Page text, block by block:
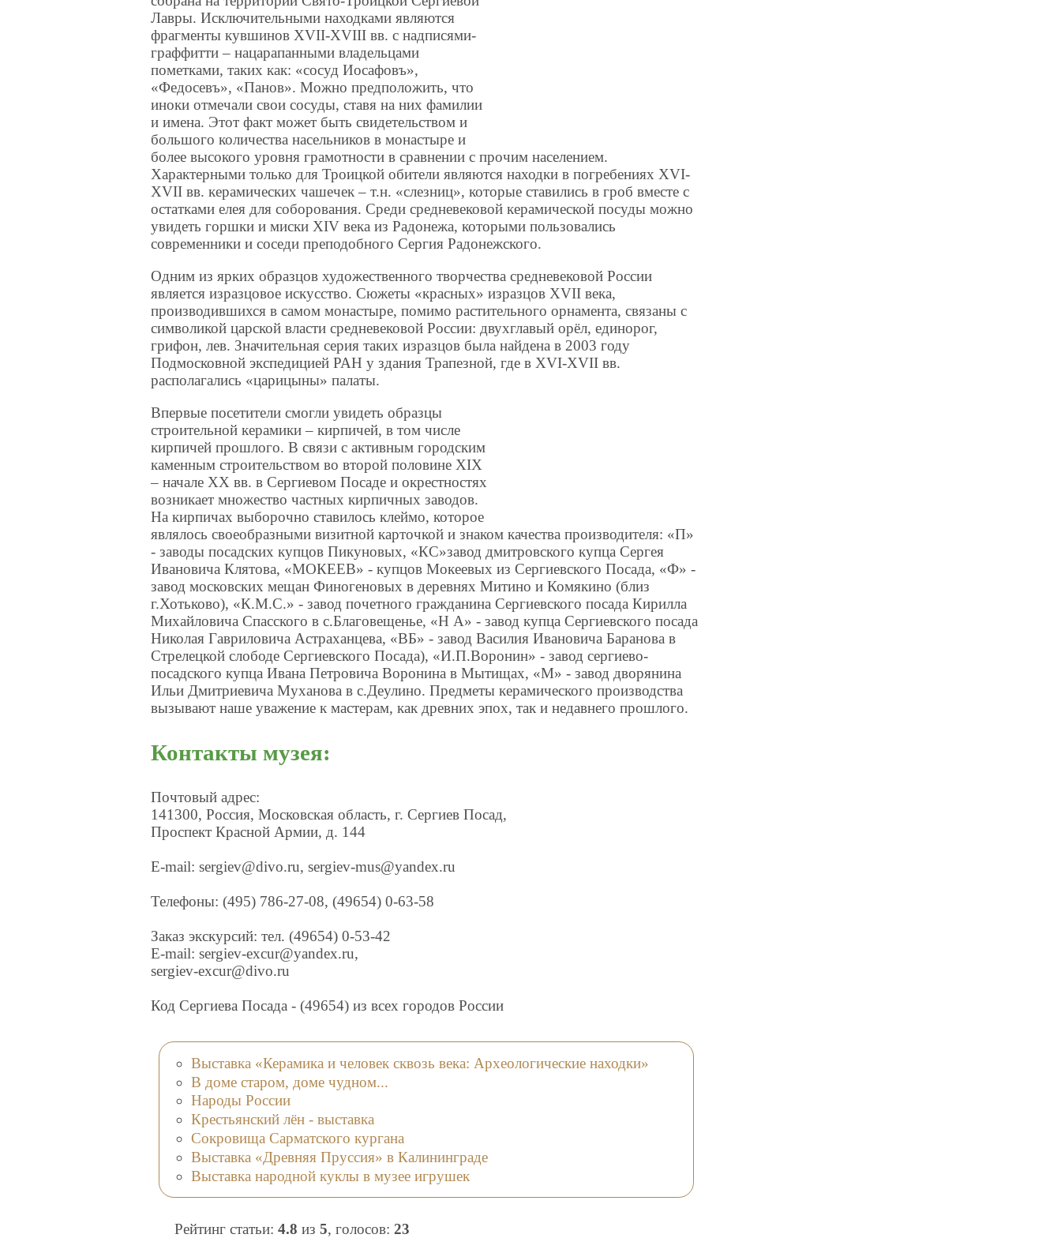
Лавры. Исключительными находками являются
фрагменты кувшинов XVII-XVIII вв. с надписями-
граффитти – нацарапанными владельцами
пометками, таких как: «сосуд Иосафовъ»,
«Федосевъ», «Панов». Можно предположить, что
иноки отмечали свои сосуды, ставя на них фамилии
и имена. Этот факт может быть свидетельством и
большого количества насельников в монастыре и
более высокого уровня грамотности в сравнении с прочим населением.
Характерными только для Троицкой обители являются находки в погребениях XVI-
XVII вв. керамических чашечек – т.н. «слезниц», которые ставились в гроб вместе с
остатками елея для соборования. Среди средневековой керамической посуды можно
увидеть горшки и миски XIV века из Радонежа, которыми пользовались
современники и соседи преподобного Сергия Радонежского.
Одним из ярких образцов художественного творчества средневековой России
является изразцовое искусство. Сюжеты «красных» изразцов XVII века,
производившихся в самом монастыре, помимо растительного орнамента, связаны с
символикой царской власти средневековой России: двухглавый орёл, единорог,
грифон, лев. Значительная серия таких изразцов была найдена в 2003 году
Подмосковной экспедицией РАН у здания Трапезной, где в XVI-XVII вв.
располагались «царицыны» палаты.
Впервые посетители смогли увидеть образцы
строительной керамики – кирпичей, в том числе
кирпичей прошлого. В связи с активным городским
каменным строительством во второй половине XIX
– начале XX вв. в Сергиевом Посаде и окрестностях
возникает множество частных кирпичных заводов.
На кирпичах выборочно ставилось клеймо, которое
являлось своеобразными визитной карточкой и знаком качества производителя: «П»
- заводы посадских купцов Пикуновых, «КС»завод дмитровского купца Сергея
Ивановича Клятова, «МОКЕЕВ» - купцов Мокеевых из Сергиевского Посада, «Ф» -
завод московских мещан Финогеновых в деревнях Митино и Комякино (близ
г.Хотьково), «К.М.С.» - завод почетного гражданина Сергиевского посада Кирилла
Михайловича Спасского в с.Благовещенье, «Н А» - завод купца Сергиевского посада
Николая Гавриловича Астраханцева, «ВБ» - завод Василия Ивановича Баранова в
Стрелецкой слободе Сергиевского Посада), «И.П.Воронин» - завод сергиево-
посадского купца Ивана Петровича Воронина в Мытищах, «М» - завод дворянина
Ильи Дмитриевича Муханова в с.Деулино. Предметы керамического производства
вызывают наше уважение к мастерам, как древних эпох, так и недавнего прошлого.
Контакты музея:
Почтовый адрес:
141300, Россия, Московская область, г. Сергиев Посад,
Проспект Красной Армии, д. 144
E-mail: sergiev@divo.ru, sergiev-mus@yandex.ru
Телефоны: (495) 786-27-08, (49654) 0-63-58
Заказ экскурсий: тел. (49654) 0-53-42
E-mail: sergiev-excur@yandex.ru,
sergiev-excur@divo.ru
Код Сергиева Посада - (49654) из всех городов России
Выставка «Керамика и человек сквозь века: Археологические находки»
В доме старом, доме чудном...
Народы России
Крестьянский лён - выставка
Сокровища Сарматского кургана
Выставка «Древняя Пруссия» в Калининграде
Выставка народной куклы в музее игрушек
Рейтинг статьи: 4.8 из 5, голосов: 23